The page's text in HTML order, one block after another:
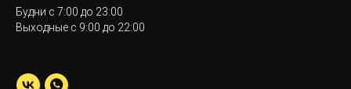
Будни с 7:00 до 23:00
Выходные с 9:00 до 22:00